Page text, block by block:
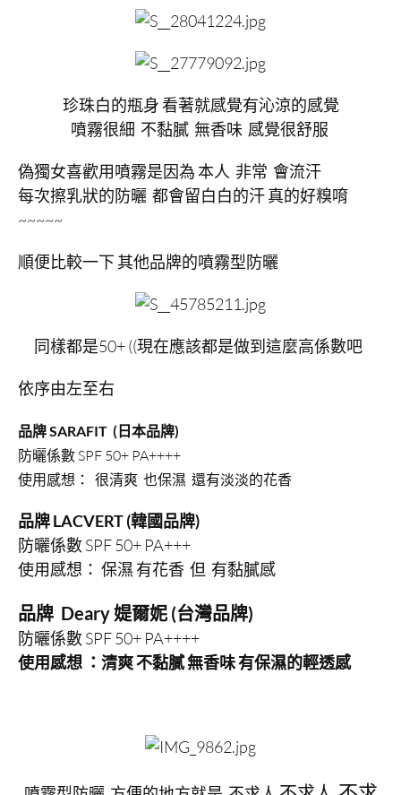
珍珠白的瓶身 看著就感覺有沁涼的感覺
噴霧很細 不黏膩 無香味 感覺很舒服
偽獨女喜歡用噴霧是因為 本人 非常 會流汗
每次擦乳狀的防曬 都會留白白的汗 真的好糗唷
~~~~~
順便比較一下 其他品牌的噴霧型防曬
同樣都是50+ ((現在應該都是做到這麼高係數吧
依序由左至右
品牌 SARAFIT (日本品牌)
防曬係數 SPF 50+ PA++++
使用感想： 很清爽 也保濕 還有淡淡的花香
品牌 LACVERT (韓國品牌)
防曬係數 SPF 50+ PA+++
使用感想： 保濕 有花香 但 有黏膩感
品牌 Deary 媞爾妮 (台灣品牌)
防曬係數 SPF 50+ PA++++
使用感想 ：清爽 不黏膩 無香味 有保濕的輕透感